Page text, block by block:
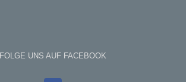
FOLGE UNS AUF FACEBOOK